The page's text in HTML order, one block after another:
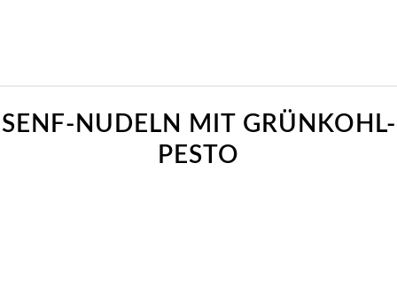
SENF-NUDELN MIT GRÜNKOHL-
PESTO
sagt:
sagt:
sagt:
sagt:
sagt:
sagt:
sagt: